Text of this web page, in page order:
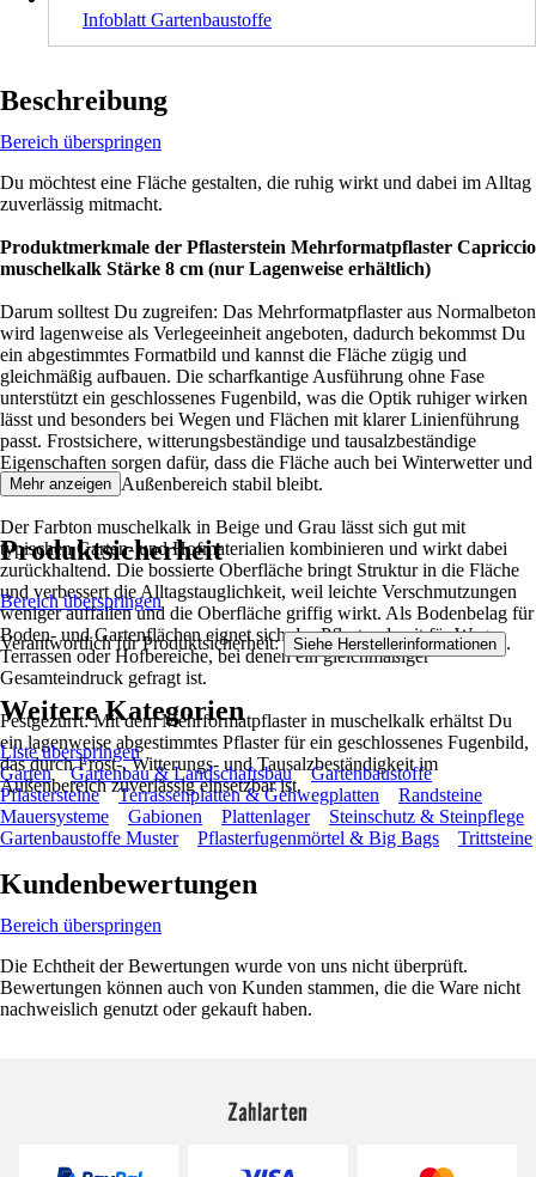
Infoblatt Gartenbaustoffe
Beschreibung
Bereich überspringen
Du möchtest eine Fläche gestalten, die ruhig wirkt und dabei im Alltag
zuverlässig mitmacht.
Produktmerkmale der Pflasterstein Mehrformatpflaster Capriccio
muschelkalk Stärke 8 cm (nur Lagenweise erhältlich)
Darum solltest Du zugreifen: Das Mehrformatpflaster aus Normalbeton
wird lagenweise als Verlegeeinheit angeboten, dadurch bekommst Du
ein abgestimmtes Formatbild und kannst die Fläche zügig und
gleichmäßig aufbauen. Die scharfkantige Ausführung ohne Fase
unterstützt ein geschlossenes Fugenbild, was die Optik ruhiger wirken
lässt und besonders bei Wegen und Flächen mit klarer Linienführung
passt. Frostsichere, witterungsbeständige und tausalzbeständige
Eigenschaften sorgen dafür, dass die Fläche auch bei Winterwetter und
bei Nutzung im Außenbereich stabil bleibt.
Der Farbton muschelkalk in Beige und Grau lässt sich gut mit
typischen Garten- und Hofmaterialien kombinieren und wirkt dabei
zurückhaltend. Die bossierte Oberfläche bringt Struktur in die Fläche
und verbessert die Alltagstauglichkeit, weil leichte Verschmutzungen
weniger auffallen und die Oberfläche griffig wirkt. Als Bodenbelag für
Boden- und Gartenflächen eignet sich das Pflaster damit für Wege,
Terrassen oder Hofbereiche, bei denen ein gleichmäßiger
Gesamteindruck gefragt ist.
Festgezurrt: Mit dem Mehrformatpflaster in muschelkalk erhältst Du
ein lagenweise abgestimmtes Pflaster für ein geschlossenes Fugenbild,
das durch Frost-, Witterungs- und Tausalzbeständigkeit im
Außenbereich zuverlässig einsetzbar ist.
Mehr anzeigen
Produktsicherheit
Bereich überspringen
Verantwortlich für Produktsicherheit: Siehe Herstellerinformationen .
Weitere Kategorien
Liste überspringen
Garten
Gartenbau & Landschaftsbau
Gartenbaustoffe
Pflastersteine
Terrassenplatten & Gehwegplatten
Randsteine
Mauersysteme
Gabionen Plattenlager
Steinschutz & Steinpflege
Gartenbaustoffe Muster
Pflasterfugenmörtel & Big Bags Trittsteine
Kundenbewertungen
Bereich überspringen
Die Echtheit der Bewertungen wurde von uns nicht überprüft.
Bewertungen können auch von Kunden stammen, die die Ware nicht
nachweislich genutzt oder gekauft haben.
Zahlarten